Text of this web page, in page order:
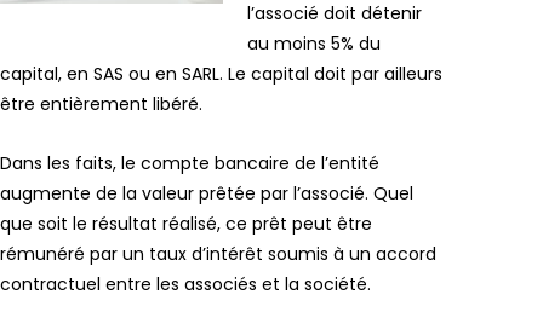
l’associé doit détenir
au moins 5% du
capital, en SAS ou en SARL. Le capital doit par ailleurs
être entièrement libéré.
Dans les faits, le compte bancaire de l’entité
augmente de la valeur prêtée par l’associé. Quel
que soit le résultat réalisé, ce prêt peut être
rémunéré par un taux d’intérêt soumis à un accord
contractuel entre les associés et la société.